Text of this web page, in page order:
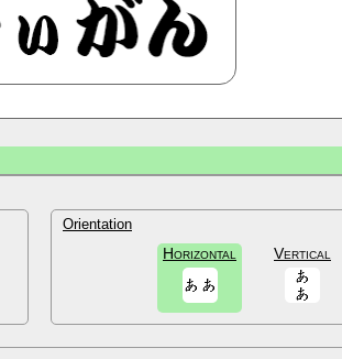
Orientation
Horizontal Vertical